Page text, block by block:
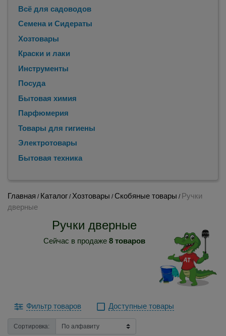
Всё для садоводов
Семена и Сидераты
Хозтовары
Краски и лаки
Инструменты
Посуда
Бытовая химия
Парфюмерия
Товары для гигиены
Электротовары
Бытовая техника
Главная / Каталог / Хозтовары /Скобяные товары / Ручки
дверные
Ручки дверные
Сейчас в продаже 8 товаров
Фильтр товаров Доступные товары
Сортировка: